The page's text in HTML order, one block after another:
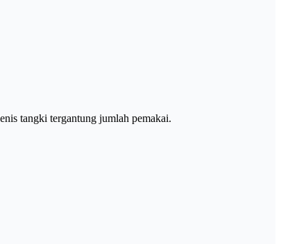
tangki tergantung jumlah pemakai.